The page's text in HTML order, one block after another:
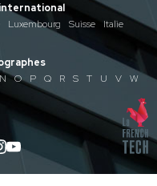
Luxembourg Suisse
Italie
N O P Q R S T U V
W